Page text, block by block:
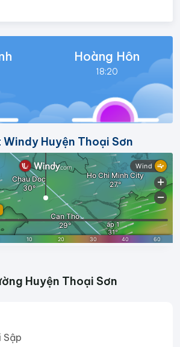
Hoàng Hôn
18:20
Huyện Thoại Sơn
Huyện Thoại Sơn
Sập